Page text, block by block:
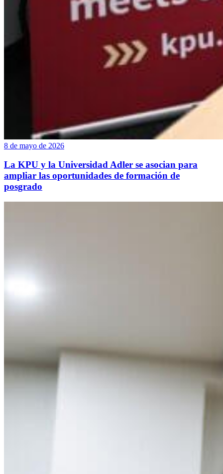
8 de mayo de 2026
La KPU y la Universidad Adler se asocian para
ampliar las oportunidades de formación de
posgrado